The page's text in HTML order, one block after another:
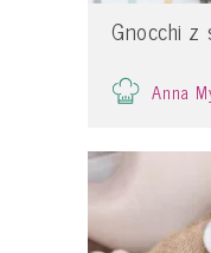
Gnocchi z
Anna